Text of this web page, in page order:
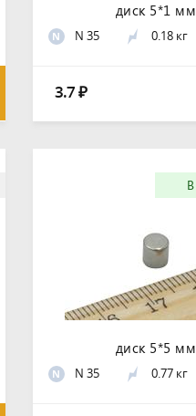
диск 5*1 мм
N N 35 0.18 кг
3.7 ₽
диск 5*5 мм
N N 35 0.77 кг